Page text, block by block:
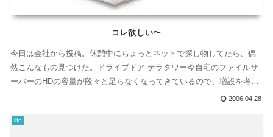
コレ欲しい〜
今日は会社から投稿。休憩中にちょっとネットで探し物してたら、偶
然こんなもの見つけた。ドライブドア テラタワー今自宅のファイルサ
ーバーのHDの容量が段々と足らなくなってきているので、増設を考え
2006.04.28
life